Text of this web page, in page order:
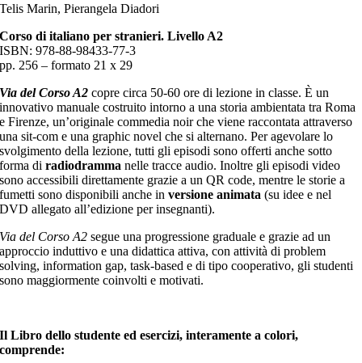
Telis Marin, Pierangela Diadori
Corso di italiano per stranieri. Livello A2
ISBN: 978-88-98433-77-3
pp. 256 – formato 21 x 29
Via del Corso A2 copre circa 50-60 ore di lezione in classe. È un
innovativo manuale costruito intorno a una storia ambientata tra Roma
e Firenze, un’originale commedia noir che viene raccontata attraverso
una sit-com e una graphic novel che si alternano. Per agevolare lo
svolgimento della lezione, tutti gli episodi sono offerti anche sotto
forma diradiodramma nelle tracce audio. Inoltre gli episodi video
sono accessibili direttamente grazie a un QR code, mentre le storie a
fumetti sono disponibili anche inversione animata (su idee e nel
DVD allegato all’edizione per insegnanti).
Via del Corso A2 segue una progressione graduale e grazie ad un
approccio induttivo e una didattica attiva, con attività di problem
solving, information gap, task-based e di tipo cooperativo, gli studenti
sono maggiormente coinvolti e motivati.
Il Libro dello studente ed esercizi, interamente a colori,
comprende: